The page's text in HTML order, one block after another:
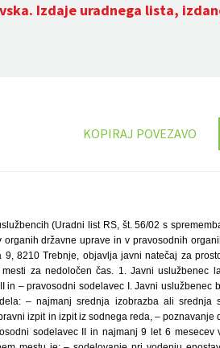
Izdaje uradnega lista,
KOPIRAJ POVEZAVO
(Uradni list RS, št. 56/02 s
državne uprave in v pravosodnih
8210 Trebnje, objavlja javni natečaj za
za nedoločen čas. 1. Javni uslužbenec
in – pravosodni sodelavec I. Javni uslužbenec
– najmanj srednja izobrazba ali srednja
izpit in izpit iz sodnega reda, – poznavanje
sodelavec II in najmanj 9 let 6 mesecev